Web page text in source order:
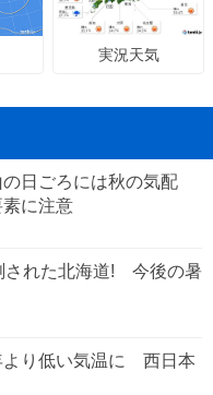
実況天気
日ごろには秋の気配
に注意
された北海道! 今後の暑
より低い気温に 西日本